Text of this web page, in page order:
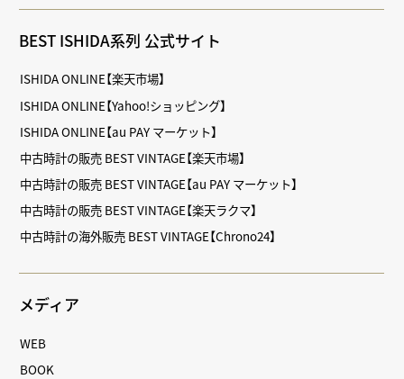
BEST ISHIDA系列 公式サイト
ISHIDA ONLINE【楽天市場】
ISHIDA ONLINE【Yahoo!ショッピング】
ISHIDA ONLINE【au PAY マーケット】
中古時計の販売 BEST VINTAGE【楽天市場】
中古時計の販売 BEST VINTAGE【au PAY マーケット】
中古時計の販売 BEST VINTAGE【楽天ラクマ】
中古時計の海外販売 BEST VINTAGE【Chrono24】
メディア
WEB
BOOK